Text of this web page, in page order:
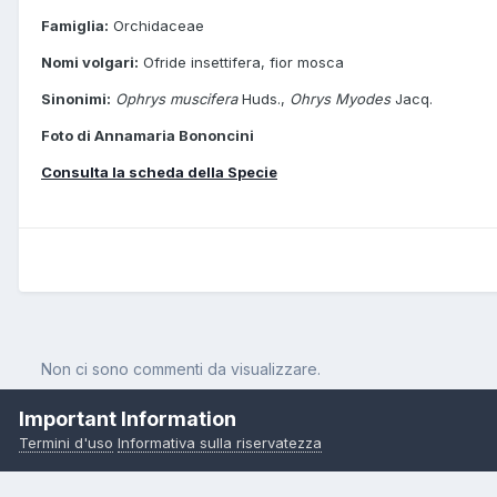
Famiglia: Orchidaceae
Nomi volgari: Ofride insettifera, fior mosca
Sinonimi: Ophrys musciferaHuds., Ohrys MyodesJacq.
Foto di Annamaria Bononcini
Consulta la scheda della Specie
Non ci sono commenti da visualizzare.
Pagina Iniziale Orchidee Ophrys insectifera L.
Important Information
Termini d'uso Informativa sulla riservatezza